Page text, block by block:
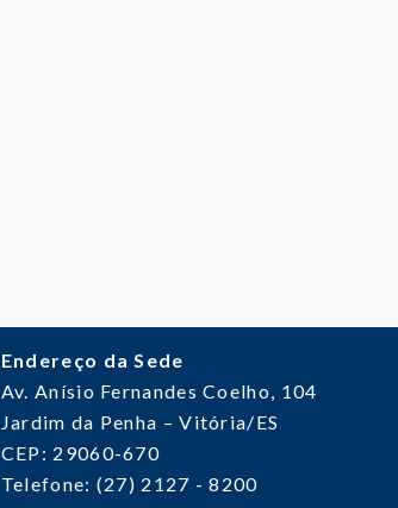
Endereço da Sede
Av. Anísio Fernandes Coelho, 104
Jardim da Penha – Vitória/ES
CEP: 29060-670
Telefone: (27) 2127 - 8200